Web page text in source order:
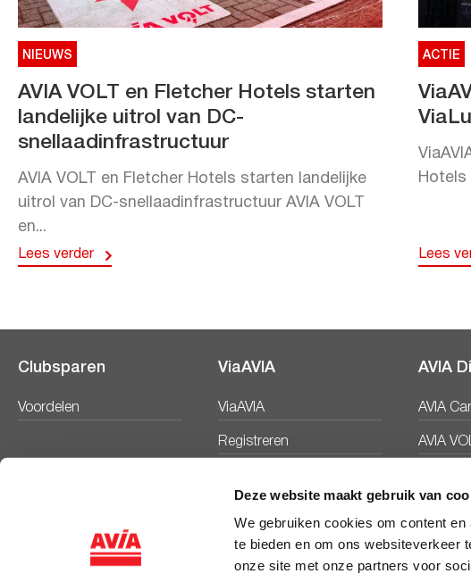
Deze website maakt gebruik van
We gebruiken cookies om content
te bieden en om ons websiteverkeer
onze site met onze partners voor
NIEUWS
AVIA VOLT en Fletcher Hotels starten
landelijke uitrol van DC-
snellaadinfrastructuur
AVIA VOLT en Fletcher Hotels starten landelijke
uitrol van DC-snellaadinfrastructuur AVIA VOLT
en...
Lees verder
ACTIE
Hotels
Lees
Clubsparen
Voordelen
ViaAVIA
ViaAVIA
Registreren
AVIA
AVIA
AVIA